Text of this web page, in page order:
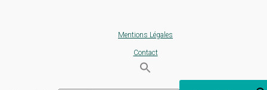
Mentions Légales
Contact